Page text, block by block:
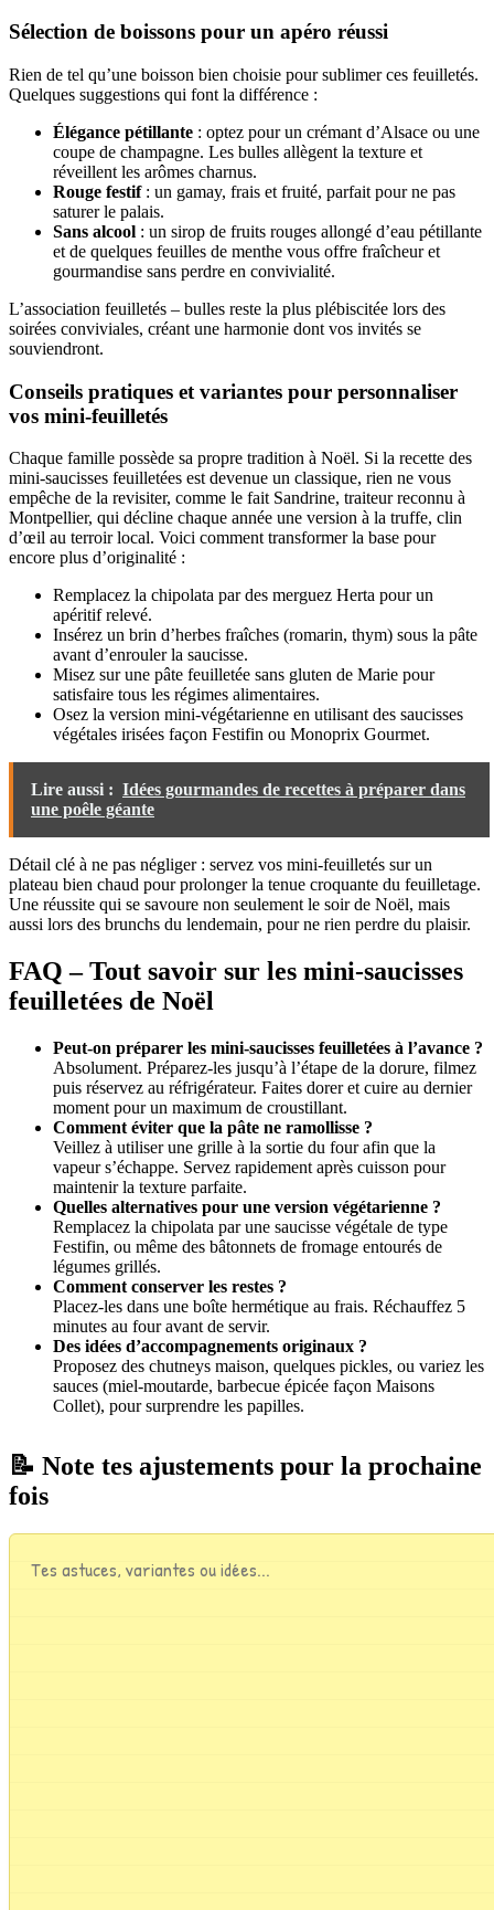
Sélection de boissons pour un apéro réussi
Rien de tel qu’une boisson bien choisie pour sublimer ces feuilletés.
Quelques suggestions qui font la différence :
Élégance pétillante : optez pour un crémant d’Alsace ou une
coupe de champagne. Les bulles allègent la texture et
réveillent les arômes charnus.
Rouge festif: un gamay, frais et fruité, parfait pour ne pas
saturer le palais.
Sans alcool : un sirop de fruits rouges allongé d’eau pétillante
et de quelques feuilles de menthe vous offre fraîcheur et
gourmandise sans perdre en convivialité.
L’association feuilletés – bulles reste la plus plébiscitée lors des
soirées conviviales, créant une harmonie dont vos invités se
souviendront.
Conseils pratiques et variantes pour personnaliser
vos mini-feuilletés
Chaque famille possède sa propre tradition à Noël. Si la recette des
mini-saucisses feuilletées est devenue un classique, rien ne vous
empêche de la revisiter, comme le fait Sandrine, traiteur reconnu à
Montpellier, qui décline chaque année une version à la truffe, clin
d’œil au terroir local. Voici comment transformer la base pour
encore plus d’originalité :
Remplacez la chipolata par des merguez Herta pour un
apéritif relevé.
Insérez un brin d’herbes fraîches (romarin, thym) sous la pâte
avant d’enrouler la saucisse.
Misez sur une pâte feuilletée sans gluten de Marie pour
satisfaire tous les régimes alimentaires.
Osez la version mini-végétarienne en utilisant des saucisses
végétales irisées façon Festifin ou Monoprix Gourmet.
Lire aussi : Idées gourmandes de recettes à préparer dans
une poêle géante
Détail clé à ne pas négliger : servez vos mini-feuilletés sur un
plateau bien chaud pour prolonger la tenue croquante du feuilletage.
Une réussite qui se savoure non seulement le soir de Noël, mais
aussi lors des brunchs du lendemain, pour ne rien perdre du plaisir.
FAQ – Tout savoir sur les mini-saucisses
feuilletées de Noël
Peut-on préparer les mini-saucisses feuilletées à l’avance ?
Absolument. Préparez-les jusqu’à l’étape de la dorure, filmez
puis réservez au réfrigérateur. Faites dorer et cuire au dernier
moment pour un maximum de croustillant.
Comment éviter que la pâte ne ramollisse ?
Veillez à utiliser une grille à la sortie du four afin que la
vapeur s’échappe. Servez rapidement après cuisson pour
maintenir la texture parfaite.
Quelles alternatives pour une version végétarienne ?
Remplacez la chipolata par une saucisse végétale de type
Festifin, ou même des bâtonnets de fromage entourés de
légumes grillés.
Comment conserver les restes ?
Placez-les dans une boîte hermétique au frais. Réchauffez 5
minutes au four avant de servir.
Des idées d’accompagnements originaux ?
Proposez des chutneys maison, quelques pickles, ou variez les
sauces (miel-moutarde, barbecue épicée façon Maisons
Collet), pour surprendre les papilles.
📝 Note tes ajustements pour la prochaine
fois